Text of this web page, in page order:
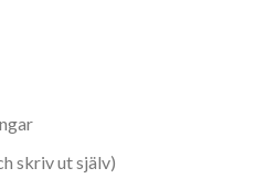
skriv ut själv)